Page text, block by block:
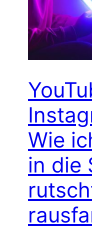
Wie
in die